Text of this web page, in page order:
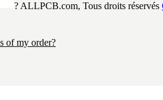
of my order?
? ALLPCB.com, Tous droits réservés